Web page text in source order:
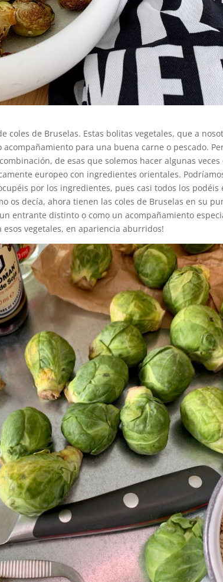
coles de Bruselas. Estas bolitas vegetales, que a
para una buena carne o pescado.
de esas que solemos hacer algunas veces
europeo con ingredientes orientales.
por los ingredientes, pues casi todos los podéis
os decía, ahora tienen las coles de Bruselas en su
entrante distinto o como un acompañamiento
esos vegetales, en apariencia aburridos!